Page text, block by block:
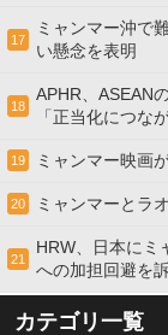
17
ミャンマー沖で
い懸念を表明
18
APHR、ASEAN
「正当化につな
19 ミャンマー映画
20 ミャンマーとラ
21
HRW、日本に
への加担回避を
カテゴリ一覧